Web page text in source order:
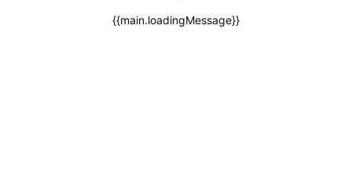
{{main.loadingMessage}}